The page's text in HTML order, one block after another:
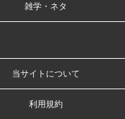
雑学・ネタ
当サイトについて
利用規約